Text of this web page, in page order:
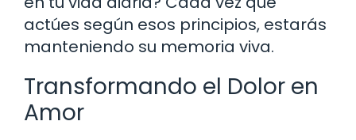
actúes según esos principios, estarás
manteniendo su memoria viva.
Transformando el Dolor en
Amor